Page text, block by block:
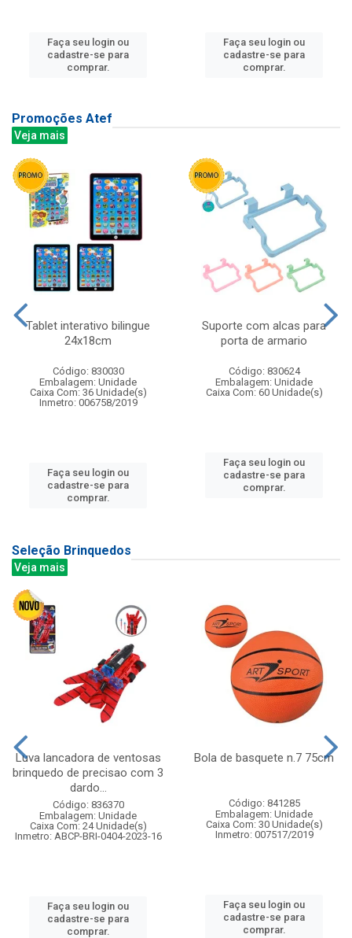
Faça seu login ou
cadastre-se para
comprar.
Faça seu login ou
cadastre-se para
comprar.
Promoções Atef
Veja mais
Tablet interativo bilingue
24x18cm
Código: 830030
Embalagem: Unidade
Caixa Com: 36 Unidade(s)
Inmetro: 006758/2019
Faça seu login ou
cadastre-se para
comprar.
Suporte com alcas para
porta de armario
Código: 830624
Embalagem: Unidade
Caixa Com: 60 Unidade(s)
Faça seu login ou
cadastre-se para
comprar.
Seleção Brinquedos
Veja mais
Luva lancadora de ventosas
brinquedo de precisao com 3
dardo...
Código: 836370
Embalagem: Unidade
Caixa Com: 24 Unidade(s)
Inmetro: ABCP-BRI-0404-2023-16
Faça seu login ou
cadastre-se para
comprar.
Bola de basquete n.7 75cm
Código: 841285
Embalagem: Unidade
Caixa Com: 30 Unidade(s)
Inmetro: 007517/2019
Faça seu login ou
cadastre-se para
comprar.